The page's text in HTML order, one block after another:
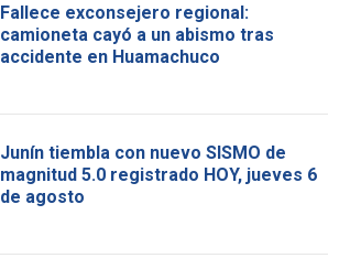
Fallece exconsejero regional:
camioneta cayó a un abismo tras
accidente en Huamachuco
Junín tiembla con nuevo SISMO de
magnitud 5.0 registrado HOY, jueves 6
de agosto